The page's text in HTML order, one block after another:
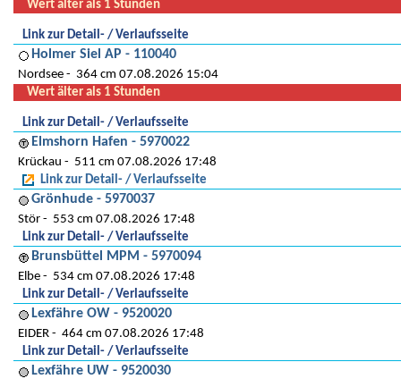
Wert älter als 1 Stunden
Link zur Detail- / Verlaufsseite
Holmer Siel AP - 110040
Nordsee
364 cm 07.08.2026 15:04
Wert älter als 1 Stunden
Link zur Detail- / Verlaufsseite
Elmshorn Hafen - 5970022
Krückau
511 cm 07.08.2026 17:48
Link zur Detail- / Verlaufsseite
Grönhude - 5970037
Stör
553 cm 07.08.2026 17:48
Link zur Detail- / Verlaufsseite
Brunsbüttel MPM - 5970094
Elbe
534 cm 07.08.2026 17:48
Link zur Detail- / Verlaufsseite
Lexfähre OW - 9520020
EIDER
464 cm 07.08.2026 17:48
Link zur Detail- / Verlaufsseite
Lexfähre UW - 9520030